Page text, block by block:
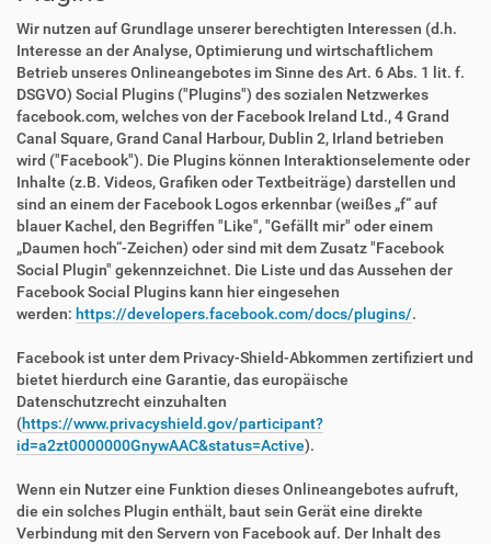
Wir nutzen auf Grundlage unserer berechtigten Interessen (d.h.
Interesse an der Analyse, Optimierung und wirtschaftlichem
Betrieb unseres Onlineangebotes im Sinne des Art. 6 Abs. 1 lit. f.
DSGVO) Social Plugins ("Plugins") des sozialen Netzwerkes
facebook.com, welches von der Facebook Ireland Ltd., 4 Grand
Canal Square, Grand Canal Harbour, Dublin 2, Irland betrieben
wird ("Facebook"). Die Plugins können Interaktionselemente oder
Inhalte (z.B. Videos, Grafiken oder Textbeiträge) darstellen und
sind an einem der Facebook Logos erkennbar (weißes „f“ auf
blauer Kachel, den Begriffen "Like", "Gefällt mir" oder einem
„Daumen hoch“-Zeichen) oder sind mit dem Zusatz "Facebook
Social Plugin" gekennzeichnet. Die Liste und das Aussehen der
Facebook Social Plugins kann hier eingesehen
werden: https://developers.facebook.com/docs/plugins/.
Facebook ist unter dem Privacy-Shield-Abkommen zertifiziert und
bietet hierdurch eine Garantie, das europäische
Datenschutzrecht einzuhalten
(https://www.privacyshield.gov/participant?
id=a2zt0000000GnywAAC&status=Active).
Wenn ein Nutzer eine Funktion dieses Onlineangebotes aufruft,
die ein solches Plugin enthält, baut sein Gerät eine direkte
Verbindung mit den Servern von Facebook auf. Der Inhalt des